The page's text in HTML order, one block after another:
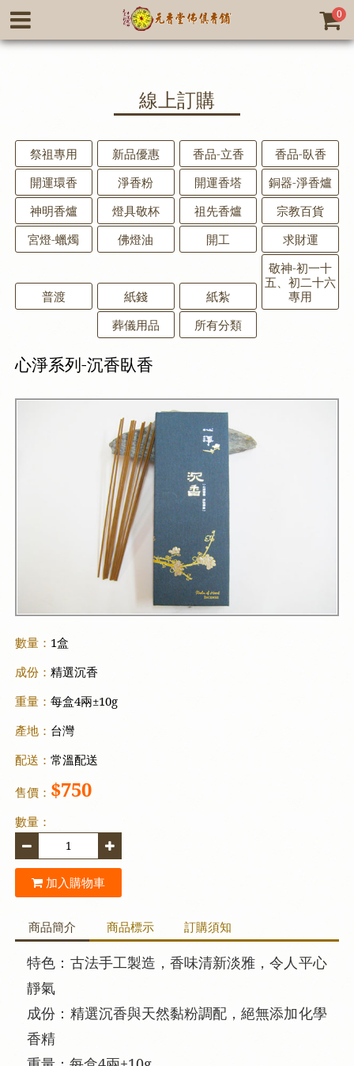
0
線上訂購
祭祖專用 新品優惠 香品-立香
香品-臥香
開運環香
淨香粉 開運香塔
銅器-淨香爐
神明香爐
燈具敬杯 祖先香爐
宗教百貨
宮燈-蠟燭
佛燈油 開工 求財運
普渡 紙錢 紙紮
敬神-初一十
五、初二十六
專用
葬儀用品
所有分類
心淨系列-沉香臥香
數量： 1盒
成份：精選沉香
重量：每盒4兩±10g
產地： 台灣
配送：常溫配送
售價： $750
數量：
加入購物車
商品簡介 商品標示 訂購須知
特色：古法手工製造，香味清新淡雅，令人平心
靜氣
成份：精選沉香與天然黏粉調配，絕無添加化學
香精